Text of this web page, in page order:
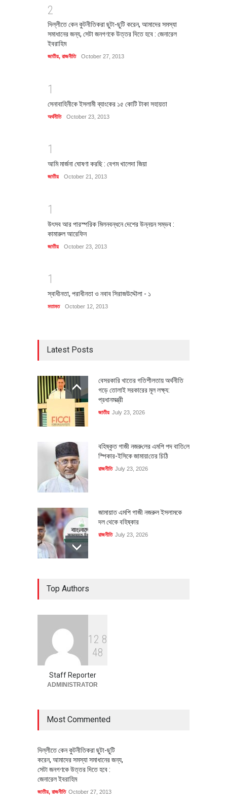
2
দিল্লীতে কেন কুটনীতিকরা ছুটা-ছুটি করেন, আমাদের সমস্যা
সমাধানের জন্য, সেটা জনগণকে উত্তর দিতে হবে : জেনারেল
ইবরাহিম
জাতীয়, রাজনীতি October 27, 2013
1
সেনাবাহিনীকে ইসলামী ব্যাংকের ১৫ কোটি টাকা সহায়তা
অর্থনীতি October 23, 2013
1
আমি মার্জনা ঘোষণা করছি : বেগম খালেদা জিয়া
জাতীয় October 21, 2013
1
উৎসব আর পারস্পরিক মিলনবন্ধনে দেশের উন্নয়ন সম্ভব :
কামারুল আরেফিন
জাতীয় October 23, 2013
1
স্বাধীনতা, পরাধীনতা ও নবাব সিরাজউদ্দৌলা - ১
মতামত October 12, 2013
Latest Posts
বেসরকারি খাতের গতিশীলতায় অর্থনীতি
গড়ে তোলাই সরকারের মূল লক্ষ্য:
প্রধানমন্ত্রী
জাতীয় July 23, 2026
বহিষ্কৃত গাজী নজরু‌লের এম‌পি পদ বা‌তি‌লে
স্পিকার-ইসিকে জামায়া‌তের চি‌ঠি
রাজনীতি July 23, 2026
জামায়াত এমপি গাজী নজরুল ইসলামকে
দল থেকে বহিষ্কার
রাজনীতি July 23, 2026
বৈশ্বিক প্রতিযোগিতা সক্ষমতা বাড়াতে
পোশাক শিল্পে নতুন উদ্যোগ
Top Authors
1 2 8
48
Staff Reporter
ADMINISTRATOR
Most Commented
দিল্লীতে কেন কুটনীতিকরা ছুটা-ছুটি
করেন, আমাদের সমস্যা সমাধানের জন্য,
সেটা জনগণকে উত্তর দিতে হবে :
জেনারেল ইবরাহিম
জাতীয়, রাজনীতি October 27, 2013